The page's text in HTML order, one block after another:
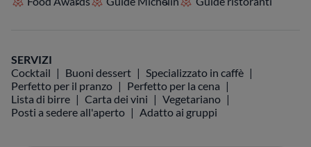
SERVIZI
Cocktail
Buoni dessert
Specializzato in caffè
Perfetto per il pranzo
Perfetto per la cena
Lista di birre
Carta dei vini
Vegetariano
Posti a sedere all'aperto
Adatto ai gruppi